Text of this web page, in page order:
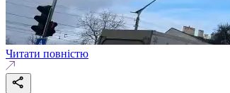
Читати повністю